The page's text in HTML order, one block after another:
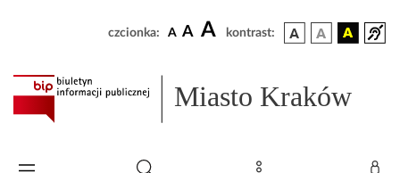
czcionka: A A A kontrast:
Miasto Kraków